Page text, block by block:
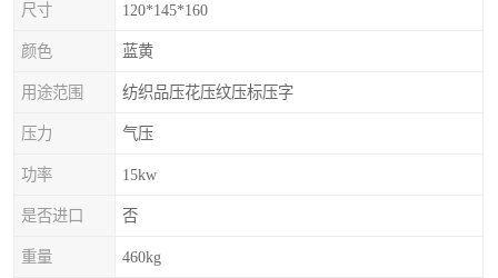
尺寸 120*145*160
颜色 蓝黄
用途范围 纺织品压花压纹压标压字
压力 气压
功率 15kw
是否进口 否
重量 460kg